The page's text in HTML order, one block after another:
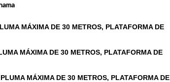
MÁXIMA DE 30 METROS, PLATAFORMA DE
MÁXIMA DE 30 METROS, PLATAFORMA DE
MÁXIMA DE 30 METROS, PLATAFORMA DE